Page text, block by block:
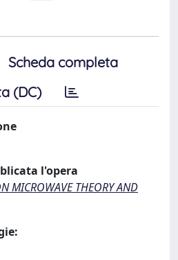
Scheda completa
(DC)
l'opera
MICROWAVE THEORY AND